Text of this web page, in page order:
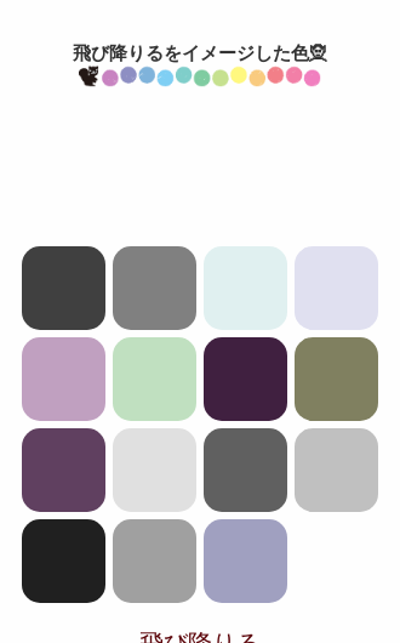
飛び降りるをイメージした色🧝